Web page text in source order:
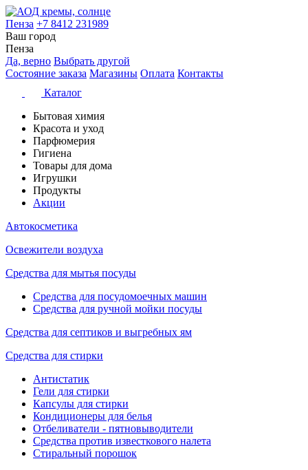
Пенза +7 8412 231989
Ваш город
Пенза
Да, верно Выбрать другой
Состояние заказа Магазины Оплата Контакты
Каталог
Бытовая химия
Красота и уход
Парфюмерия
Гигиена
Товары для дома
Игрушки
Продукты
Акции
Автокосметика
Освежители воздуха
Средства для мытья посуды
Средства для посудомоечных машин
Средства для ручной мойки посуды
Средства для септиков и выгребных ям
Средства для стирки
Антистатик
Гели для стирки
Капсулы для стирки
Кондиционеры для белья
Отбеливатели - пятновыводители
Средства против известкового налета
Стиральный порошок